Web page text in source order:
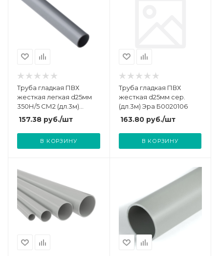
Труба гладкая ПВХ
жесткая легкая d25мм
350Н/5 СМ2 (дл.3м)
Ruvinil 52500(3)
157.38 руб./шт
В КОРЗИНУ
Труба гладкая ПВХ
жесткая d25мм сер.
(дл.3м) Эра Б0020106
163.80руб./шт
В КОРЗИНУ